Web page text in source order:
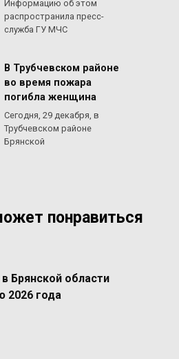
Информацию об этом
распространила пресс-
служба ГУ МЧС
В Трубчевском районе
во время пожара
погибла женщина
Сегодня, 29 декабря, в
Трубчевском районе
Брянской
понравиться
Брянской области
2026 года